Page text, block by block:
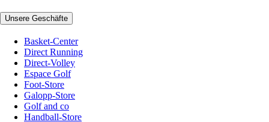
Unsere Geschäfte
Basket-Center
Direct Running
Direct-Volley
Espace Golf
Foot-Store
Galopp-Store
Golf and co
Handball-Store